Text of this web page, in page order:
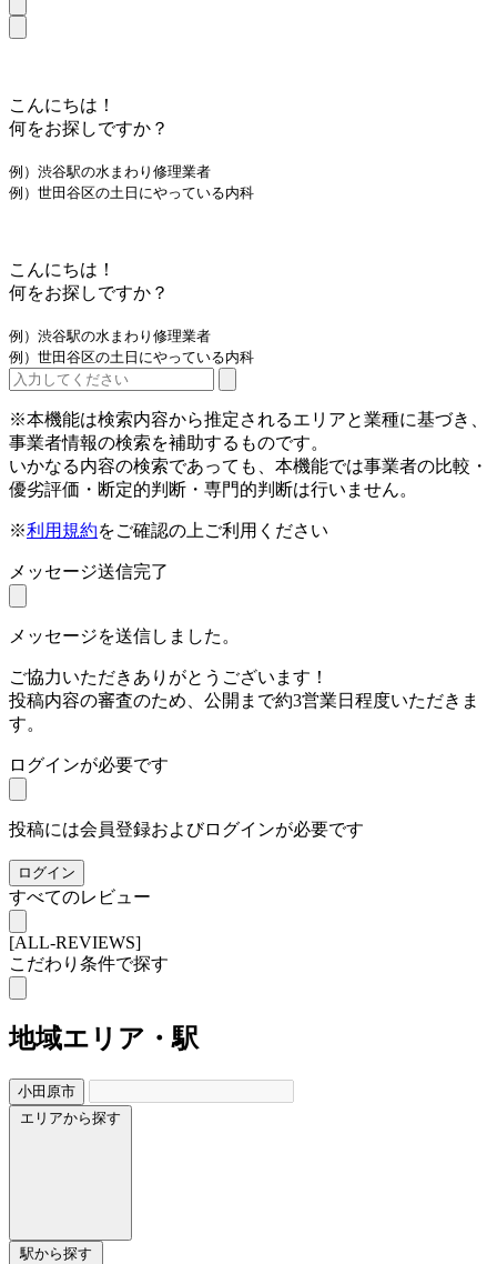
こんにちは！
何をお探しですか？
例）渋谷駅の水まわり修理業者
例）世田谷区の土日にやっている内科
こんにちは！
何をお探しですか？
例）渋谷駅の水まわり修理業者
例）世田谷区の土日にやっている内科
※本機能は検索内容から推定されるエリアと業種に基づき、
事業者情報の検索を補助するものです。
いかなる内容の検索であっても、本機能では事業者の比較・
優劣評価・断定的判断・専門的判断は行いません。
※利用規約をご確認の上ご利用ください
メッセージ送信完了
メッセージを送信しました。
ご協力いただきありがとうございます！
投稿内容の審査のため、公開まで約3営業日程度いただきま
す。
ログインが必要です
投稿には会員登録およびログインが必要です
ログイン
すべてのレビュー
[ALL-REVIEWS]
こだわり条件で探す
地域エリア・駅
小田原市
エリアから探す
駅から探す